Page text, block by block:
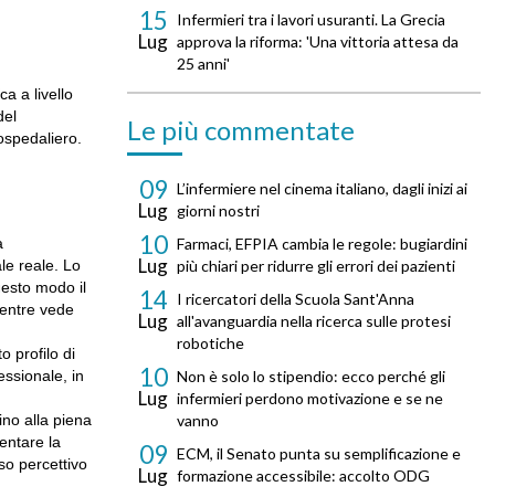
a livello
reale. Lo
modo il
vede
profilo di
in
alla piena
la
percettivo
15
Lug
Infermieri tra i lavori usuranti. La Grecia
approva la riforma: 'Una vittoria attesa da
25 anni'
Le più commentate
09
Lug
L’infermiere nel cinema italiano, dagli inizi ai
giorni nostri
10
Lug
Farmaci, EFPIA cambia le regole: bugiardini
più chiari per ridurre gli errori dei pazienti
14
Lug
I ricercatori della Scuola Sant'Anna
all'avanguardia nella ricerca sulle protesi
robotiche
10
Lug
Non è solo lo stipendio: ecco perché gli
infermieri perdono motivazione e se ne
vanno
09
Lug
ECM, il Senato punta su semplificazione e
formazione accessibile: accolto ODG